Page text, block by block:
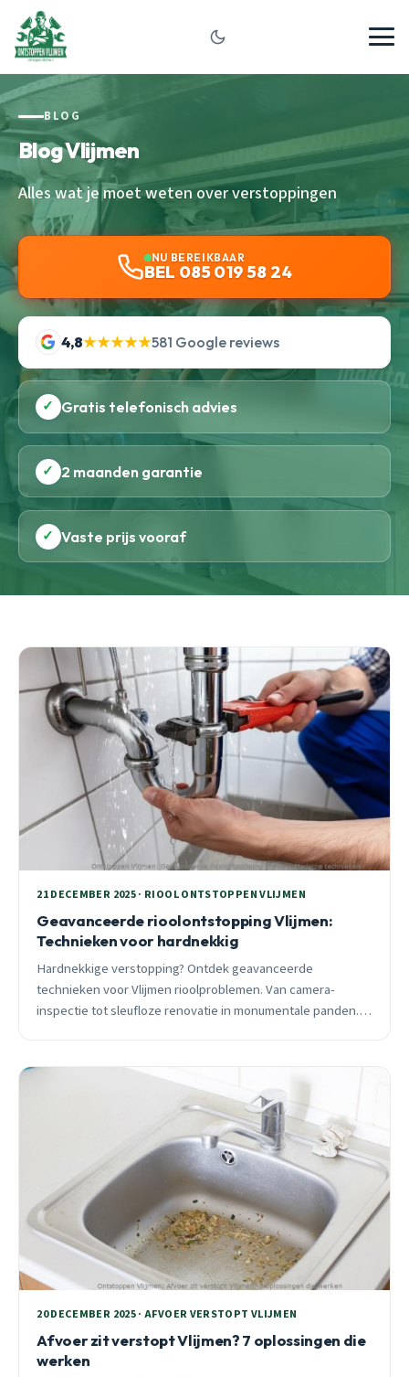
BLOG
Blog Vlijmen
Alles wat je moet weten over verstoppingen
NU BEREIKBAAR
BEL 085 019 58 24
4,8★★★★★581 Google reviews
✓ Gratis telefonisch advies
✓ 2 maanden garantie
✓ Vaste prijs vooraf
21 DECEMBER 2025 · RIOOL ONTSTOPPEN VLIJMEN
Geavanceerde rioolontstopping Vlijmen:
Technieken voor hardnekkig
Hardnekkige verstopping? Ontdek geavanceerde
technieken voor Vlijmen rioolproblemen. Van camera-
inspectie tot sleufloze renovatie in monumentale panden.
20 DECEMBER 2025 · AFVOER VERSTOPT VLIJMEN
Afvoer zit verstopt Vlijmen? 7 oplossingen die
werken